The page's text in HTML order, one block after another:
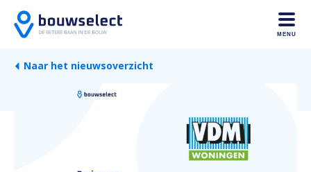
MENU
Naar het nieuwsoverzicht